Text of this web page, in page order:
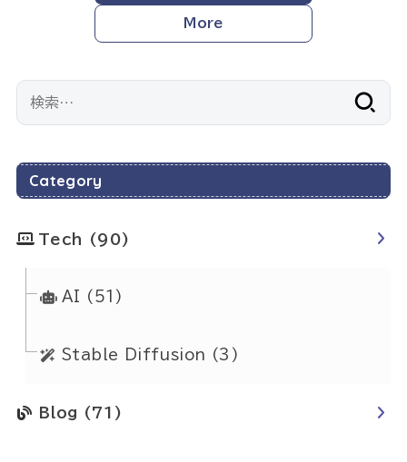
More
Category
Tech (90)
AI (51)
Stable Diffusion (3)
Blog (71)